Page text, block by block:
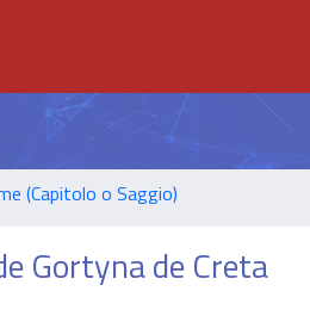
(Capitolo o Saggio)
Gortyna de Creta